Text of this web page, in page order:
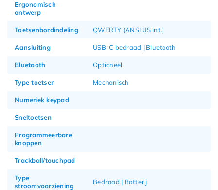
Ergonomisch
ontwerp
Toetsenbordindeling QWERTY (ANSI US int.)
Aansluiting USB-C bedraad | Bluetooth
Bluetooth Optioneel
Type toetsen Mechanisch
Numeriek keypad
Sneltoetsen
Programmeerbare
knoppen
Trackball/touchpad
Type
stroomvoorziening
Bedraad | Batterij